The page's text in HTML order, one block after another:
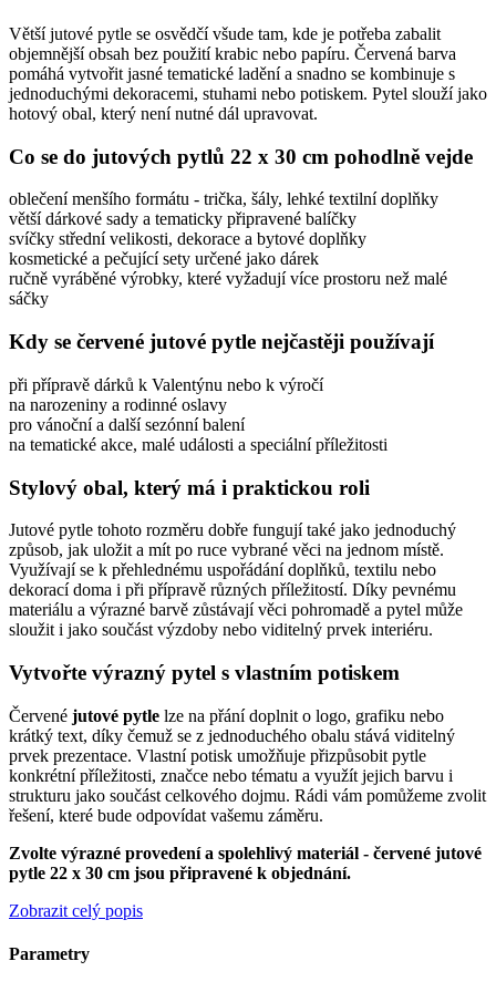
Větší jutové pytle se osvědčí všude tam, kde je potřeba zabalit
objemnější obsah bez použití krabic nebo papíru. Červená barva
pomáhá vytvořit jasné tematické ladění a snadno se kombinuje s
jednoduchými dekoracemi, stuhami nebo potiskem. Pytel slouží jako
hotový obal, který není nutné dál upravovat.
Co se do jutových pytlů 22 x 30 cm pohodlně vejde
oblečení menšího formátu - trička, šály, lehké textilní doplňky
větší dárkové sady a tematicky připravené balíčky
svíčky střední velikosti, dekorace a bytové doplňky
kosmetické a pečující sety určené jako dárek
ručně vyráběné výrobky, které vyžadují více prostoru než malé
sáčky
Kdy se červené jutové pytle nejčastěji používají
při přípravě dárků k Valentýnu nebo k výročí
na narozeniny a rodinné oslavy
pro vánoční a další sezónní balení
na tematické akce, malé události a speciální příležitosti
Stylový obal, který má i praktickou roli
Jutové pytle tohoto rozměru dobře fungují také jako jednoduchý
způsob, jak uložit a mít po ruce vybrané věci na jednom místě.
Využívají se k přehlednému uspořádání doplňků, textilu nebo
dekorací doma i při přípravě různých příležitostí. Díky pevnému
materiálu a výrazné barvě zůstávají věci pohromadě a pytel může
sloužit i jako součást výzdoby nebo viditelný prvek interiéru.
Vytvořte výrazný pytel s vlastním potiskem
Červené jutové pytle lze na přání doplnit o logo, grafiku nebo
krátký text, díky čemuž se z jednoduchého obalu stává viditelný
prvek prezentace. Vlastní potisk umožňuje přizpůsobit pytle
konkrétní příležitosti, značce nebo tématu a využít jejich barvu i
strukturu jako součást celkového dojmu. Rádi vám pomůžeme zvolit
řešení, které bude odpovídat vašemu záměru.
Zvolte výrazné provedení a spolehlivý materiál - červené jutové
pytle 22 x 30 cm jsou připravené k objednání.
Zobrazit celý popis
Parametry